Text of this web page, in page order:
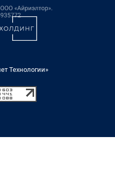
Технологии»